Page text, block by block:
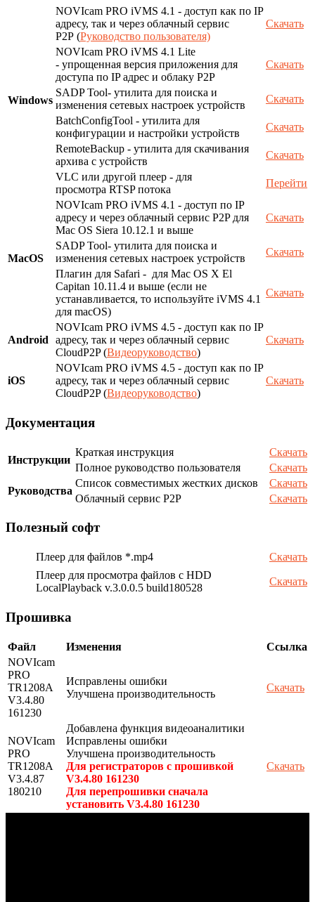
Windows
NOVIcam PRO iVMS 4.1 - доступ как по IP
адресу, так и через облачный сервис
P2P (Руководство пользователя)
Скачать
NOVIcam PRO iVMS 4.1 Lite
- упрощенная версия приложения для
доступа по IP адрес и облаку P2P
Скачать
SADP Tool- утилита для поиска и
изменения сетевых настроек устройств
Скачать
BatchConfigTool - утилита для
конфигурации и настройки устройств
Скачать
RemoteBackup - утилита для скачивания
архива с устройств
Скачать
VLC или другой плеер - для
просмотра RTSP потока
Перейти
MacOS
NOVIcam PRO iVMS 4.1 - доступ по IP
адресу и через облачный сервис P2P для
Mac OS Siera 10.12.1 и выше
Скачать
SADP Tool- утилита для поиска и
изменения сетевых настроек устройств
Скачать
Плагин для Safari - для Mac OS X El
Capitan 10.11.4 и выше (если не
устанавливается, то используйте iVMS 4.1
для macOS)
Скачать
Android
NOVIcam PRO iVMS 4.5 - доступ как по IP
адресу, так и через облачный сервис
CloudP2P (Видеоруководство)
Скачать
iOS
NOVIcam PRO iVMS 4.5 - доступ как по IP
адресу, так и через облачный сервис
CloudP2P (Видеоруководство)
Скачать
Документация
Инструкции
Краткая инструкция
Скачать
Полное руководство пользователя
Скачать
Руководства
Список совместимых жестких дисков
Скачать
Облачный сервис P2P
Скачать
Полезный софт
Плеер для файлов *.mp4
Скачать
Плеер для просмотра файлов с HDD
LocalPlayback v.3.0.0.5 build180528
Скачать
Прошивка
Файл Изменения
Ссылка
NOVIcam
PRO
TR1208A
V3.4.80
161230
Исправлены ошибки
Улучшена производительность
Скачать
NOVIcam
PRO
TR1208A
V3.4.87
180210
Добавлена функция видеоаналитики
Исправлены ошибки
Улучшена производительность
Для регистраторов с прошивкой
V3.4.80 161230
Для перепрошивки сначала
установить V3.4.80 161230
Скачать